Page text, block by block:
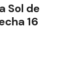
Sol de
16